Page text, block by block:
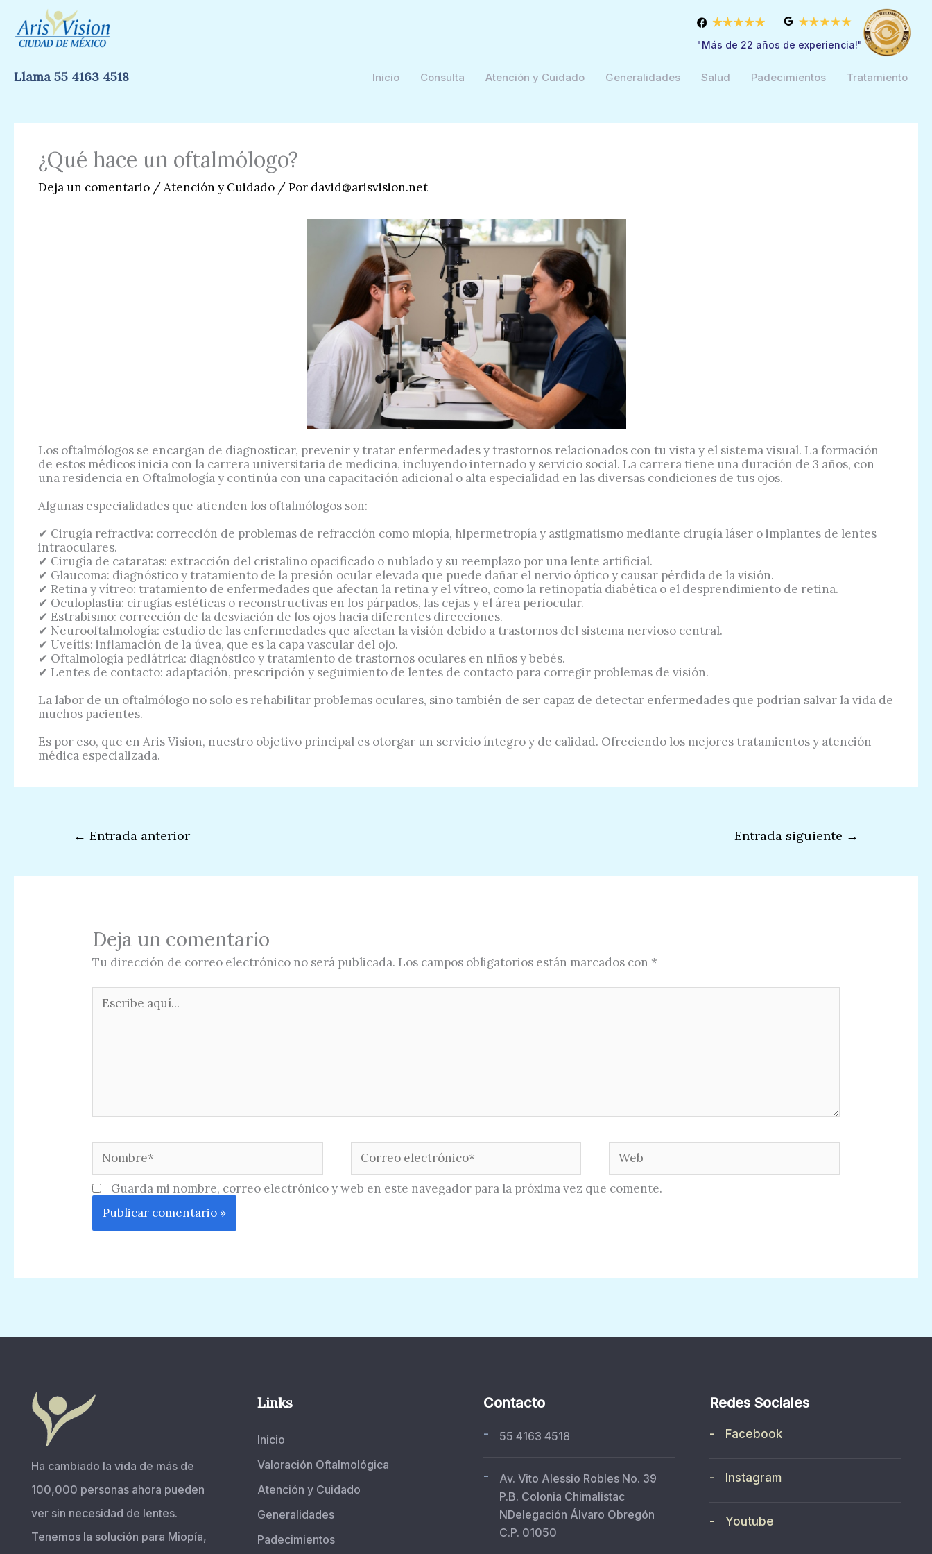
contenido
"Más de 22 años de experiencia!"
Llama 55 4163 4518 Inicio Consulta Atención y Cuidado Generalidades Salud Padecimientos Tratamiento
¿Qué hace un oftalmólogo?
Deja un comentario /Atención y Cuidado / Por david@arisvision.net
Los oftalmólogos se encargan de diagnosticar, prevenir y tratar enfermedades y trastornos relacionados con tu vista y el sistema visual. La formación
de estos médicos inicia con la carrera universitaria de medicina, incluyendo internado y servicio social. La carrera tiene una duración de 3 años, con
una residencia en Oftalmología y continúa con una capacitación adicional o alta especialidad en las diversas condiciones de tus ojos.
Algunas especialidades que atienden los oftalmólogos son:
✔ Cirugía refractiva: corrección de problemas de refracción como miopía, hipermetropía y astigmatismo mediante cirugía láser o implantes de lentes
intraoculares.
✔ Cirugía de cataratas: extracción del cristalino opacificado o nublado y su reemplazo por una lente artificial.
✔ Glaucoma: diagnóstico y tratamiento de la presión ocular elevada que puede dañar el nervio óptico y causar pérdida de la visión.
✔ Retina y vítreo: tratamiento de enfermedades que afectan la retina y el vítreo, como la retinopatía diabética o el desprendimiento de retina.
✔ Oculoplastia: cirugías estéticas o reconstructivas en los párpados, las cejas y el área periocular.
✔ Estrabismo: corrección de la desviación de los ojos hacia diferentes direcciones.
✔ Neurooftalmología: estudio de las enfermedades que afectan la visión debido a trastornos del sistema nervioso central.
✔ Uveítis: inflamación de la úvea, que es la capa vascular del ojo.
✔ Oftalmología pediátrica: diagnóstico y tratamiento de trastornos oculares en niños y bebés.
✔ Lentes de contacto: adaptación, prescripción y seguimiento de lentes de contacto para corregir problemas de visión.
La labor de un oftalmólogo no solo es rehabilitar problemas oculares, sino también de ser capaz de detectar enfermedades que podrían salvar la vida de
muchos pacientes.
Es por eso, que en Aris Vision, nuestro objetivo principal es otorgar un servicio íntegro y de calidad. Ofreciendo los mejores tratamientos y atención
médica especializada.
← Entrada anterior Entrada siguiente →
Deja un comentario
Tu dirección de correo electrónico no será publicada. Los campos obligatorios están marcados con *
aquí...
electrónico*
Guarda mi nombre, correo electrónico y web en este navegador para la próxima vez que comente.
Ha cambiado la vida de más de
100,000 personas ahora pueden
ver sin necesidad de lentes.
Tenemos la solución para Miopía,
Links
Inicio
Valoración Oftalmológica
Atención y Cuidado
Generalidades
Padecimientos
Contacto
- 55 4163 4518
-
Av. Vito Alessio Robles No. 39
P.B. Colonia Chimalistac
NDelegación Álvaro Obregón
C.P. 01050
Redes Sociales
- Facebook
- Instagram
- Youtube